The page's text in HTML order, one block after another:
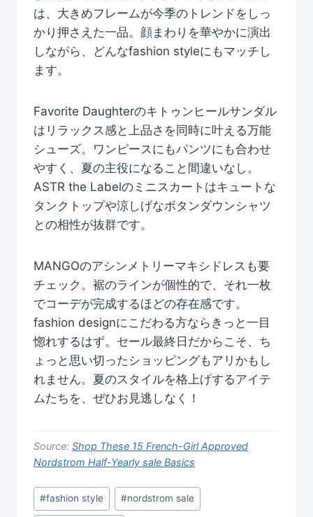
は、大きめフレームが今季のトレンドをしっ
かり押さえた一品。顔まわりを華やかに演出
しながら、どんなfashion styleにもマッチし
ます。
Favorite Daughterのキトゥンヒールサンダル
はリラックス感と上品さを同時に叶える万能
シューズ。ワンピースにもパンツにも合わせ
やすく、夏の主役になること間違いなし。
ASTR the Labelのミニスカートはキュートな
タンクトップや涼しげなボタンダウンシャツ
との相性が抜群です。
MANGOのアシンメトリーマキシドレスも要
チェック。裾のラインが個性的で、それ一枚
でコーデが完成するほどの存在感です。
fashion designにこだわる方ならきっと一目
惚れするはず。セール最終日だからこそ、ち
ょっと思い切ったショッピングもアリかもし
れません。夏のスタイルを格上げするアイテ
ムたちを、ぜひお見逃しなく！
Source: Shop These 15 French-Girl Approved
Nordstrom Half-Yearly sale Basics
Post
Tags:
#fashion style #nordstrom sale